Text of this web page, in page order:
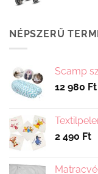
NÉPSZERŰ
Scamp
12 980 Ft
2 490 Ft